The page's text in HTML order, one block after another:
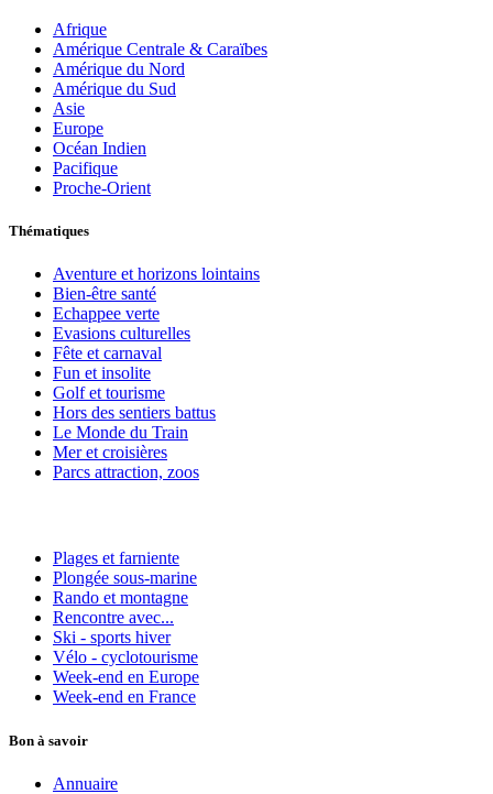
Afrique
Amérique Centrale & Caraïbes
Amérique du Nord
Amérique du Sud
Asie
Europe
Océan Indien
Pacifique
Proche-Orient
Thématiques
Aventure et horizons lointains
Bien-être santé
Echappee verte
Evasions culturelles
Fête et carnaval
Fun et insolite
Golf et tourisme
Hors des sentiers battus
Le Monde du Train
Mer et croisières
Parcs attraction, zoos
Plages et farniente
Plongée sous-marine
Rando et montagne
Rencontre avec...
Ski - sports hiver
Vélo - cyclotourisme
Week-end en Europe
Week-end en France
Bon à savoir
Annuaire